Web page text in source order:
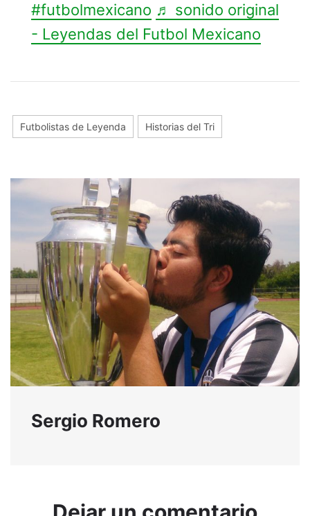
#futbolmexicano ♬ sonido original
- Leyendas del Futbol Mexicano
Futbolistas de Leyenda Historias del Tri
Sergio Romero